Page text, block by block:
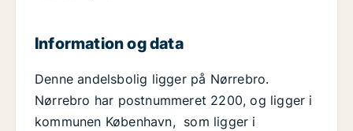
Information og data
Denne andelsbolig ligger på Nørrebro.
Nørrebro har postnummeret 2200, og ligger i
kommunen København, som ligger i